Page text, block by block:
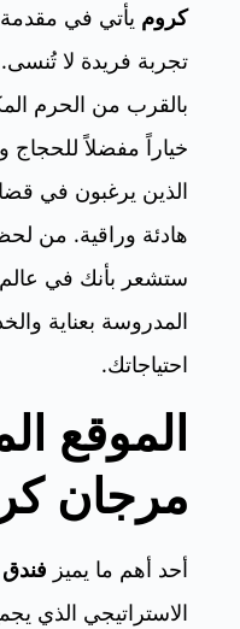
كروم يأتي في
تجربة فريدة لا تُنسى.
بالقرب من الحرم
خياراً مفضلاً للحجاج
الذين يرغبون في
هادئة وراقية. من
ستشعر بأنك في
المدروسة بعناية
احتياجاتك.
الموقع
مرجان
أحد أهم ما يميز
الاستراتيجي الذي